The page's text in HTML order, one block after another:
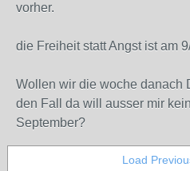
vorher.
die Freiheit statt Angst ist am
Wollen wir die woche danach
den Fall da will ausser mir
September?
Load